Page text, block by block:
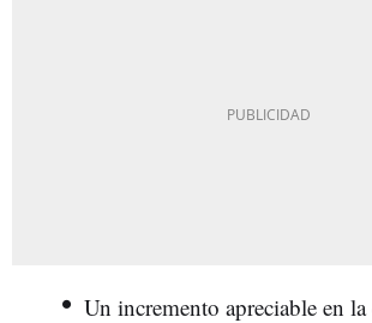
Un incremento apreciable en